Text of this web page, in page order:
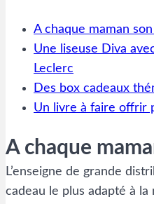
A chaque maman
Une liseuse Diva
Leclerc
Des box cadeaux
Un livre à faire offrir
A chaque
L’enseigne de grande
cadeau le plus adapté à la